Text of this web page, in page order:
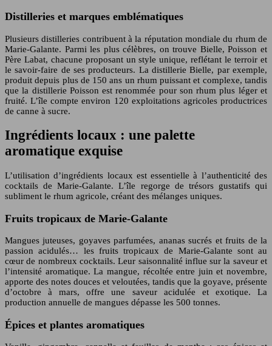
Distilleries et marques emblématiques
Plusieurs distilleries contribuent à la réputation mondiale du rhum de
Marie-Galante. Parmi les plus célèbres, on trouve Bielle, Poisson et
Père Labat, chacune proposant un style unique, reflétant le terroir et
le savoir-faire de ses producteurs. La distillerie Bielle, par exemple,
produit depuis plus de 150 ans un rhum puissant et complexe, tandis
que la distillerie Poisson est renommée pour son rhum plus léger et
fruité. L’île compte environ 120 exploitations agricoles productrices
de canne à sucre.
Ingrédients locaux : une palette
aromatique exquise
L’utilisation d’ingrédients locaux est essentielle à l’authenticité des
cocktails de Marie-Galante. L’île regorge de trésors gustatifs qui
subliment le rhum agricole, créant des mélanges uniques.
Fruits tropicaux de Marie-Galante
Mangues juteuses, goyaves parfumées, ananas sucrés et fruits de la
passion acidulés… les fruits tropicaux de Marie-Galante sont au
cœur de nombreux cocktails. Leur saisonnalité influe sur la saveur et
l’intensité aromatique. La mangue, récoltée entre juin et novembre,
apporte des notes douces et veloutées, tandis que la goyave, présente
d’octobre à mars, offre une saveur acidulée et exotique. La
production annuelle de mangues dépasse les 500 tonnes.
Épices et plantes aromatiques